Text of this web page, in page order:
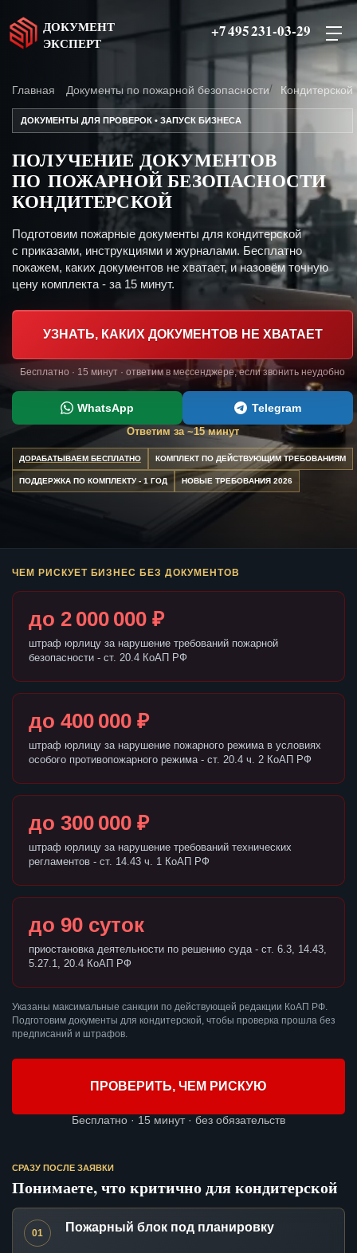
ДОКУМЕНТ
ЭКСПЕРТ
+7 495 231-03-29
Главная Документы по пожарной безопасности Кондитерской
ДОКУМЕНТЫ ДЛЯ ПРОВЕРОК • ЗАПУСК БИЗНЕСА
ПОЛУЧЕНИЕ ДОКУМЕНТОВ
ПО ПОЖАРНОЙ БЕЗОПАСНОСТИ
КОНДИТЕРСКОЙ
Подготовим пожарные документы для кондитерской
с приказами, инструкциями и журналами. Бесплатно
покажем, каких документов не хватает, и назовём точную
цену комплекта - за 15 минут.
УЗНАТЬ, КАКИХ ДОКУМЕНТОВ НЕ ХВАТАЕТ
Бесплатно · 15 минут · ответим в мессенджере, если звонить неудобно
WhatsApp Telegram
Ответим за ~15 минут
ДОРАБАТЫВАЕМ БЕСПЛАТНО КОМПЛЕКТ ПО ДЕЙСТВУЮЩИМ ТРЕБОВАНИЯМ
ПОДДЕРЖКА ПО КОМПЛЕКТУ - 1 ГОД НОВЫЕ ТРЕБОВАНИЯ 2026
ЧЕМ РИСКУЕТ БИЗНЕС БЕЗ ДОКУМЕНТОВ
до 2 000 000 ₽
штраф юрлицу за нарушение требований пожарной
безопасности - ст. 20.4 КоАП РФ
до 400 000 ₽
штраф юрлицу за нарушение пожарного режима в условиях
особого противопожарного режима - ст. 20.4 ч. 2 КоАП РФ
до 300 000 ₽
штраф юрлицу за нарушение требований технических
регламентов - ст. 14.43 ч. 1 КоАП РФ
до 90 суток
приостановка деятельности по решению суда - ст. 6.3, 14.43,
5.27.1, 20.4 КоАП РФ
Указаны максимальные санкции по действующей редакции КоАП РФ.
Подготовим документы для кондитерской, чтобы проверка прошла без
предписаний и штрафов.
ПРОВЕРИТЬ, ЧЕМ РИСКУЮ
Бесплатно · 15 минут · без обязательств
СРАЗУ ПОСЛЕ ЗАЯВКИ
Понимаете, что критично для кондитерской
01 Пожарный блок под планировку